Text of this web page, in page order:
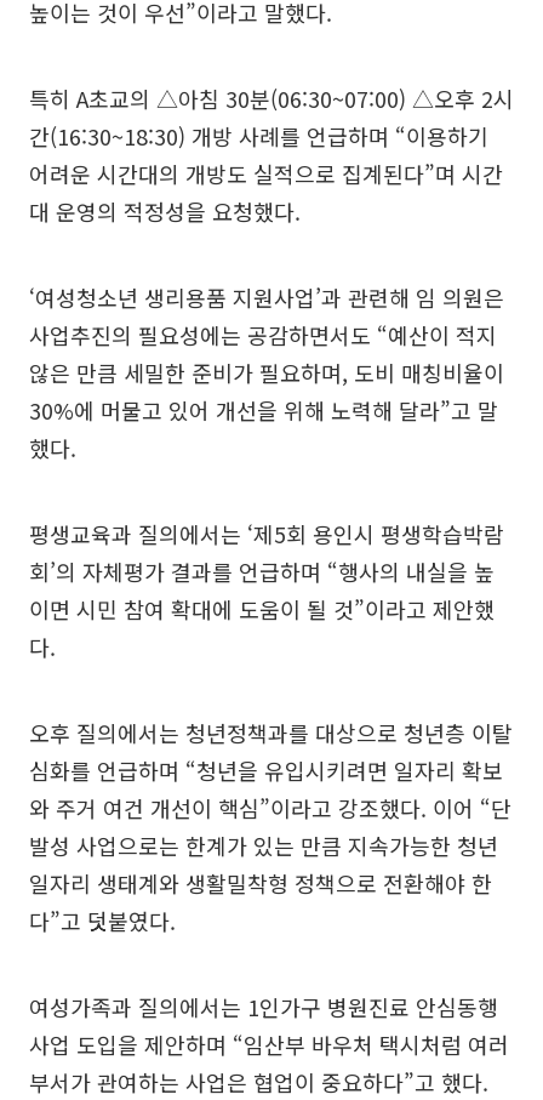
높이는 것이 우선”이라고 말했다.
특히 A초교의 △아침 30분(06:30~07:00) △오후 2시
간(16:30~18:30) 개방 사례를 언급하며 “이용하기
어려운 시간대의 개방도 실적으로 집계된다”며 시간
대 운영의 적정성을 요청했다.
‘여성청소년 생리용품 지원사업’과 관련해 임 의원은
사업추진의 필요성에는 공감하면서도 “예산이 적지
않은 만큼 세밀한 준비가 필요하며, 도비 매칭비율이
30%에 머물고 있어 개선을 위해 노력해 달라”고 말
했다.
평생교육과 질의에서는 ‘제5회 용인시 평생학습박람
회’의 자체평가 결과를 언급하며 “행사의 내실을 높
이면 시민 참여 확대에 도움이 될 것”이라고 제안했
다.
오후 질의에서는 청년정책과를 대상으로 청년층 이탈
심화를 언급하며 “청년을 유입시키려면 일자리 확보
와 주거 여건 개선이 핵심”이라고 강조했다. 이어 “단
발성 사업으로는 한계가 있는 만큼 지속가능한 청년
일자리 생태계와 생활밀착형 정책으로 전환해야 한
다”고 덧붙였다.
여성가족과 질의에서는 1인가구 병원진료 안심동행
사업 도입을 제안하며 “임산부 바우처 택시처럼 여러
부서가 관여하는 사업은 협업이 중요하다”고 했다.